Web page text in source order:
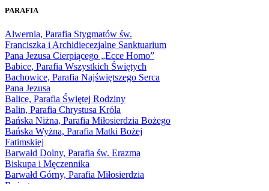
1966
1968
1969
1970
1971
1972
1973
1974
1975
1976
1977
1978
1979
1980
1981
PARAFIA
Alwernia, Parafia Stygmatów św.
Franciszka i Archidiecezjalne Sanktuarium
Pana Jezusa Cierpiącego „Ecce Homo”
Babice, Parafia Wszystkich Świętych
Bachowice, Parafia Najświętszego Serca
Pana Jezusa
Balice, Parafia Świętej Rodziny
Balin, Parafia Chrystusa Króla
Bańska Niżna, Parafia Miłosierdzia Bożego
Bańska Wyżna, Parafia Matki Bożej
Fatimskiej
Barwałd Dolny, Parafia św. Erazma
Biskupa i Męczennika
Barwałd Górny, Parafia Miłosierdzia
Bożego